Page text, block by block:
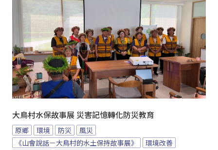
大鳥村水保故事展 災害記憶轉化防災教育
原鄉 環境 防災
風災
《山會說話－大鳥村的水土保持故事展》
環境改善